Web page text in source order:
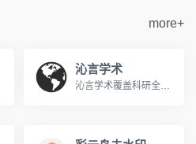
more+
沁言学术
沁言学术覆盖科研全流程服务:智能文献检索、结构化阅读、卡片笔记、格式引用与AI写作构思,助力内容产出效率提升10倍。